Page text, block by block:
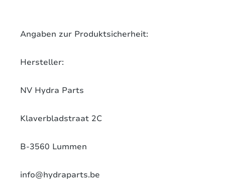
Angaben zur Produktsicherheit:
Hersteller:
NV Hydra Parts
Klaverbladstraat 2C
B-3560 Lummen
info@hydraparts.be